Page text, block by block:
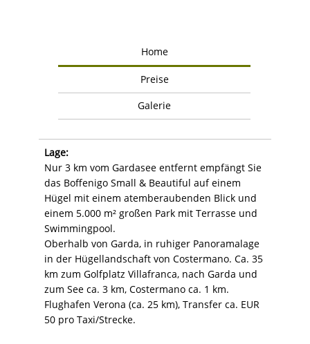
Home
Preise
Galerie
Lage:
Nur 3 km vom Gardasee entfernt empfängt Sie
das Boffenigo Small & Beautiful auf einem
Hügel mit einem atemberaubenden Blick und
einem 5.000 m² großen Park mit Terrasse und
Swimmingpool.
Oberhalb von Garda, in ruhiger Panoramalage
in der Hügellandschaft von Costermano. Ca. 35
km zum Golfplatz Villafranca, nach Garda und
zum See ca. 3 km, Costermano ca. 1 km.
Flughafen Verona (ca. 25 km), Transfer ca. EUR
50 pro Taxi/Strecke.